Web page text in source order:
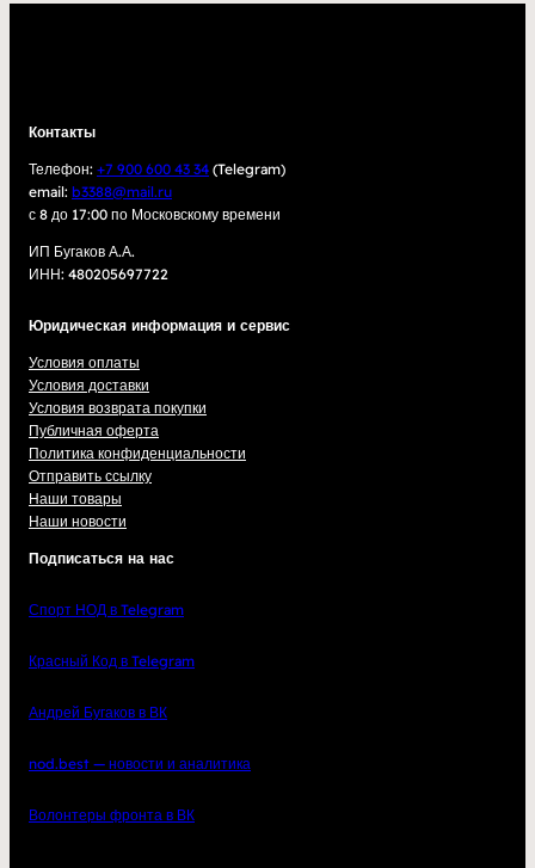
Контакты
Телефон: +7 900 600 43 34 (Telegram)
email: b3388@mail.ru
с 8 до 17:00 по Московскому времени
ИП Бугаков А.А.
ИНН: 480205697722
Юридическая информация и сервис
Условия оплаты
Условия доставки
Условия возврата покупки
Публичная оферта
Политика конфиденциальности
Отправить ссылку
Наши товары
Наши новости
Подписаться на нас
Спорт НОД в Telegram
Красный Код в Telegram
Андрей Бугаков в ВК
nod.best — новости и аналитика
Волонтеры фронта в ВК